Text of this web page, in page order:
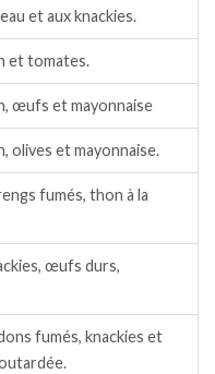
et aux knackies.
et tomates.
œufs et mayonnaise
olives et mayonnaise.
fumés, thon à la
œufs durs,
fumés, knackies et